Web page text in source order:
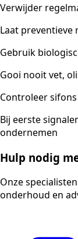
Verwijder
Laat preventieve
Gebruik
Gooi nooit vet,
Controleer
Bij eerste
ondernemen
Hulp nodig
Onze
onderhoud en